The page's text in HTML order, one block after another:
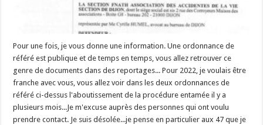
Pour une fois, je vous donne une information. Une ordonnance de
référé est publique et de temps en temps, vous allez retrouver ce
genre de documents dans des reportages... Pour 2022, je voulais être
franche avec vous, vous allez voir dans les deux ordonnances de
référé ci-dessus l'aboutissement de la procédure entamée il y a
plusieurs mois...Je m'excuse auprès des personnes qui ont voulu
prendre contact. Je suis désolée...je pense en particulier aux 47 que je